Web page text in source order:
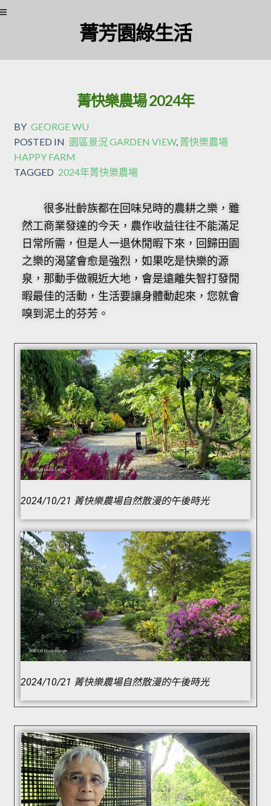
菁芳園綠生活
菁快樂農場 2024年
BY GEORGE WU
POSTED IN 園區景況 GARDEN VIEW, 菁快樂農場
HAPPY FARM
TAGGED 2024年菁快樂農場
很多壯齡族都在回味兒時的農耕之樂，雖
然工商業發達的今天，農作收益往往不能滿足
日常所需，但是人一退休閒暇下來，回歸田園
之樂的渴望會愈是強烈，如果吃是快樂的源
泉，那動手做親近大地，會是遠離失智打發閒
暇最佳的活動，生活要讓身體動起來，您就會
嗅到泥土的芬芳。
2024/10/21 菁快樂農場自然散漫的午後時光
2024/10/21 菁快樂農場自然散漫的午後時光